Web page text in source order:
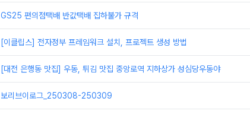
GS25 편의점택배 반값택배 집하불가 규격
[이클립스] 전자정부 프레임워크 설치, 프로젝트 생성 방법
[대전 은행동 맛집] 우동, 튀김 맛집 중앙로역 지하상가 성심당우동야
보리브이로그_250308-250309